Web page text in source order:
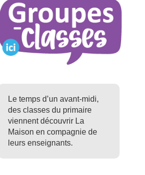
Le temps d’un avant-midi,
des classes du primaire
viennent découvrir La
Maison en compagnie de
leurs enseignants.